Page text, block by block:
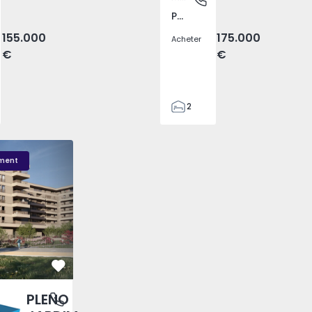
155.000
€
Pego, Abrantes
Acheter
175.000
€
2
- 3
Porto
Préféré
PLENO